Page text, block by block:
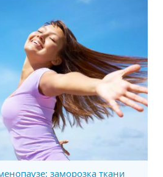
заморозка ткани